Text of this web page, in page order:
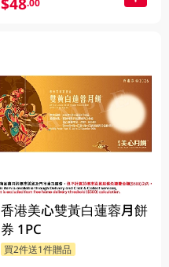
$48.00
香港美心雙黃白蓮蓉月餅
券 1PC
買2件送1件贈品